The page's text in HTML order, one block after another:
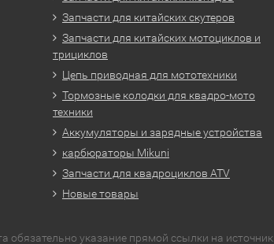
Запчасти для китайских скутеров
Запчасти для китайских мотоциклов и
трициклов
Цепь приводная для мототехники
Тормозные колодки для квадро-мото
техники
Аккумуляторы и зарядные устройства
карбюраторы Mikuni
Запчасти для квадроциклов ATV
Новые товары
обязательно указание прямой ссылки на источник.